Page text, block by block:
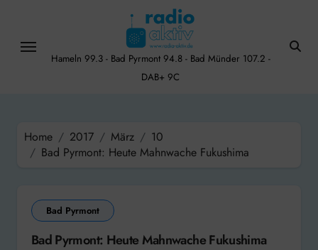
content
Hameln 99.3 - Bad Pyrmont 94.8 - Bad Münder 107.2 -
DAB+ 9C
Home 2017 März
10
Bad Pyrmont: Heute Mahnwache Fukushima
Bad Pyrmont
Bad Pyrmont: Heute Mahnwache Fukushima